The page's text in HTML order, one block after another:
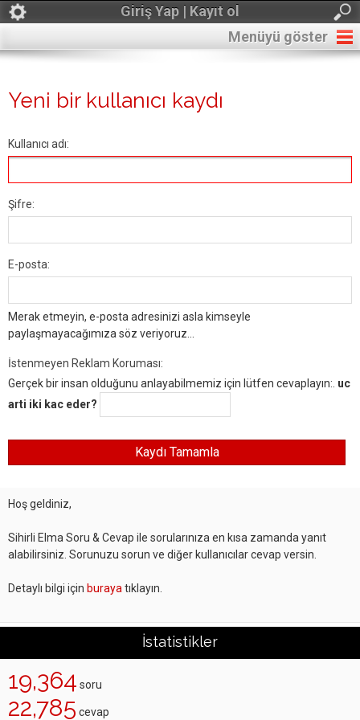
Giriş Yap | Kayıt ol
Menüyü göster
Yeni bir kullanıcı kaydı
Kullanıcı adı:
Şifre:
E-posta:
Merak etmeyin, e-posta adresinizi asla kimseyle
paylaşmayacağımıza söz veriyoruz...
İstenmeyen Reklam Koruması:
Gerçek bir insan olduğunu anlayabilmemiz için lütfen cevaplayın:. uc
arti iki kac eder?
Hoş geldiniz,
Sihirli Elma Soru & Cevap ile sorularınıza en kısa zamanda yanıt
alabilirsiniz. Sorunuzu sorun ve diğer kullanıcılar cevap versin.
Detaylı bilgi için buraya tıklayın.
İstatistikler
19,364 soru
22,785 cevap